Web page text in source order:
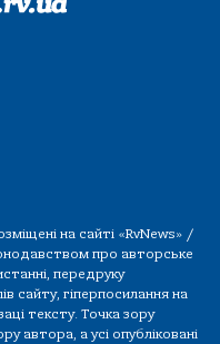
на сайті «RvNews» /
про авторське
передруку
сайту, гіперпосилання на
тексту. Точка зору
автора, а усі опубліковані